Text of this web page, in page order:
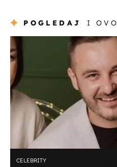
POGLEDAJ I OVO
CELEBRITY